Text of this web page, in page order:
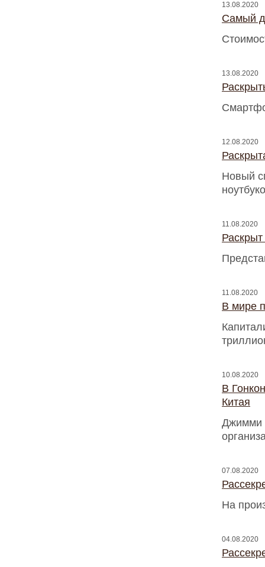
13.08.2020
Самый
13.08.2020
12.08.2020
Новый
11.08.2020
11.08.2020
В мире
10.08.2020
В
Китая
Джимми
07.08.2020
На
04.08.2020